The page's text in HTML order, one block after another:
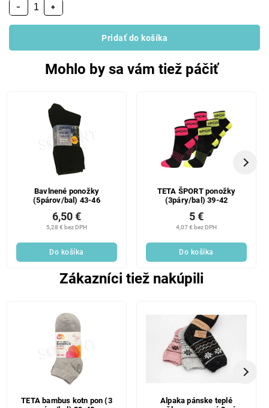
+
−
Pridať do košíka
Mohlo by sa vám tiež páčiť
Bavlnené ponožky
(5párov/bal) 43-46
5,28 € bez DPH
6,50 €
Do košíka
TETA ŠPORT ponožky
(3páry/bal) 39-42
4,07 € bez DPH
5 €
Do košíka
Zákazníci tiež nakúpili
TETA bambus kotn pon (3
Alpaka pánske teplé